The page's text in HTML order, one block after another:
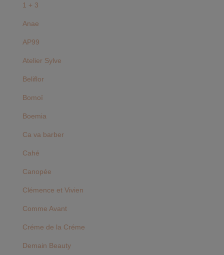
1 + 3
Anae
AP99
Atelier Sylve
Beliflor
Bomoï
Boemia
Ca va barber
Cahé
Canopée
Clémence et Vivien
Comme Avant
Créme de la Créme
Demain Beauty